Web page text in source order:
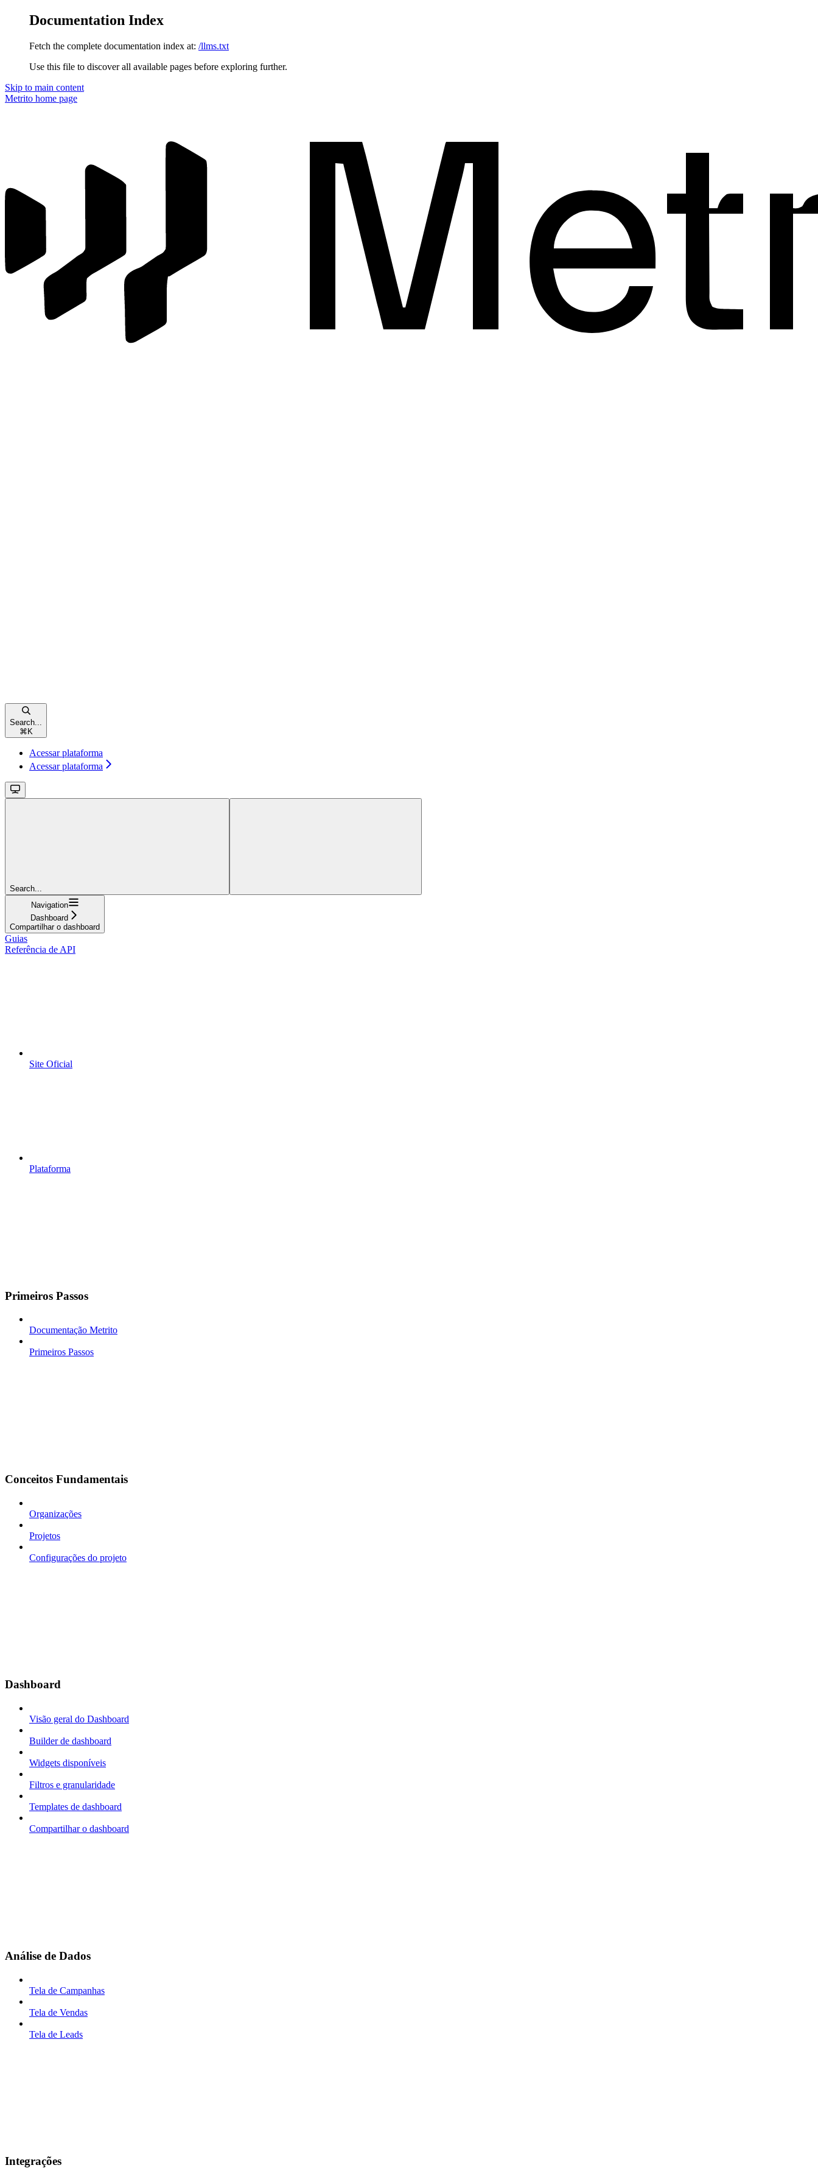
Documentation Index
Fetch the complete documentation index at: /llms.txt
Use this file to discover all available pages before exploring further.
Skip to main content
Metrito home page
Search...
⌘ K
Acessar plataforma
Acessar plataforma
Search...
Navigation
Dashboard
Compartilhar o dashboard
Guias
Referência de API
Site Oficial
Plataforma
Primeiros Passos
Documentação Metrito
Primeiros Passos
Conceitos Fundamentais
Organizações
Projetos
Configurações do projeto
Dashboard
Visão geral do Dashboard
Builder de dashboard
Widgets disponíveis
Filtros e granularidade
Templates de dashboard
Compartilhar o dashboard
Análise de Dados
Tela de Campanhas
Tela de Vendas
Tela de Leads
Integrações